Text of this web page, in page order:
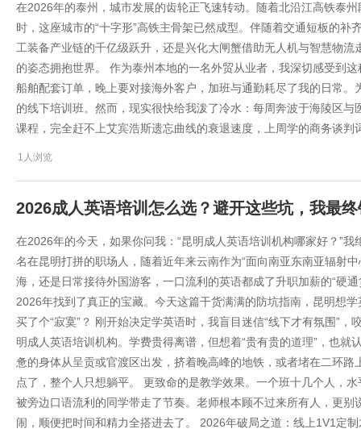
在2026年的泰州，城市发展的齿轮正飞速转动。随着北沿江高铁泰
时，这座城市的“十字形”高铁主骨架已然成型。伴随着交通短板的
工装备产业链的千亿级跃升，还是兴化大闸蟹借助无人机与智慧物
的姿态拥抱世界。 作为泰州本地的一名外贸从业者，我深切感受到
船舶配套订单，晚上要对接海外客户，加班与通勤耗尽了我的日常
的线下培训班。然而，现实很快给我泼了冷水：每周奔波于海陵区
课程，完全赶不上艾宾浩斯遗忘曲线的衰退速度，上周学的商务谈判
1人浏览
2026成人英语培训怎么选？避开这些坑，我最
在2026年的今天，如果你问我：“昆明成人英语培训机构哪家好？”
名在昆明打拼的职场人，随着近年来云南作为“面向南亚东南亚辐射
海，还是日常接待外国游客，一口流利的英语都成了升职加薪的“硬
2026年找到了真正的宝藏。今天这篇干货满满的防坑指南，昆明想
买了个“寂寞”？ 刚开始决定学英语时，我盲目迷信“线下才有氛围”
明成人英语培训机构。学费贵得离谱，但想着“贵有贵的道理”，也
惫的身体从呈贡或官渡区出发，挤着晚高峰的地铁，或者堵在二环
点了，整个人只想躺平。 更致命的是教学效果。一个班十几个人，
被旁边口语流利的同学带走了节奏。老师根本顾不过来所有人，更
闹，顺便把时间和精力全搭进去了。 2026年破局之道：线上1V1定